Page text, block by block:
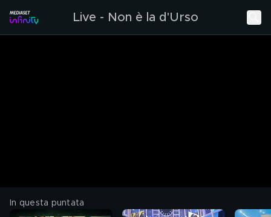
Live - Non è la d'Urso
In questa puntata